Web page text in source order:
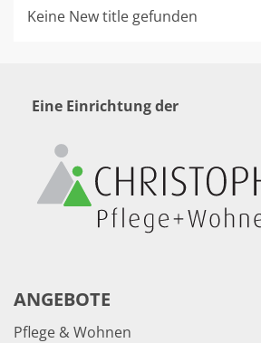
Keine New title gefunden
Eine Einrichtung der
ANGEBOTE
Pflege & Wohnen